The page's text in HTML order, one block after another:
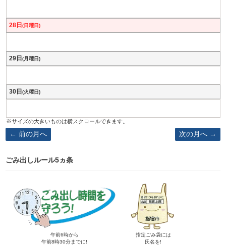
28日 (日曜日)
29日 (月曜日)
30日 (火曜日)
前の月へ 次の月へ
ごみ出しルール5ヵ条
午前6時から
午前8時30分までに!
指定ごみ袋には
氏名を!